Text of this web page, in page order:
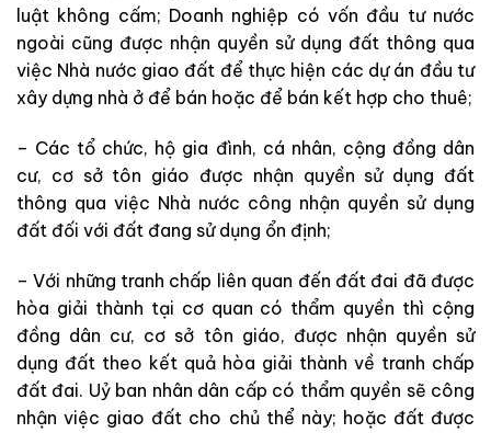
luật không cấm; Doanh nghiệp có vốn đầu tư nước
ngoài cũng được nhận quyền sử dụng đất thông qua
việc Nhà nước giao đất để thực hiện các dự án đầu tư
xây dựng nhà ở để bán hoặc để bán kết hợp cho thuê;
– Các tổ chức, hộ gia đình, cá nhân, cộng đồng dân
cư, cơ sở tôn giáo được nhận quyền sử dụng đất
thông qua việc Nhà nước công nhận quyền sử dụng
đất đối với đất đang sử dụng ổn định;
– Với những tranh chấp liên quan đến đất đai đã được
hòa giải thành tại cơ quan có thẩm quyền thì cộng
đồng dân cư, cơ sở tôn giáo, được nhận quyền sử
dụng đất theo kết quả hòa giải thành về tranh chấp
đất đai. Uỷ ban nhân dân cấp có thẩm quyền sẽ công
nhận việc giao đất cho chủ thể này; hoặc đất được